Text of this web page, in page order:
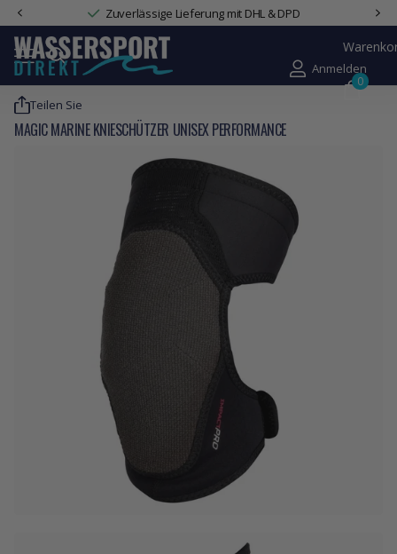
mit DHL & DPD Familienunternehmen mit
Anmelden
0
Teilen Sie
MAGIC MARINE KNIESCHÜTZER UNISEX PERFORMANCE